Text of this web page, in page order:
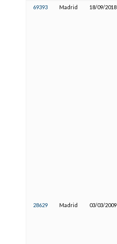
69393 Madrid 18/09/2018
28629 Madrid 03/03/2009